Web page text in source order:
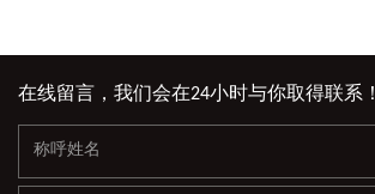
在线留言，我们会在24小时与你取得联系！